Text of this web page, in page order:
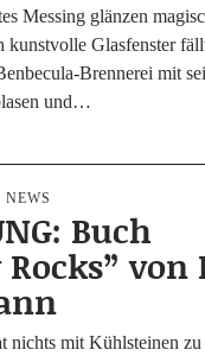
Mes­sing glän­zen
kunst­vol­le Glas­fens­ter
Bren­­ne­­rei mit
und…
NEWS
Buch
von
nichts mit Kühl­stei­nen zu